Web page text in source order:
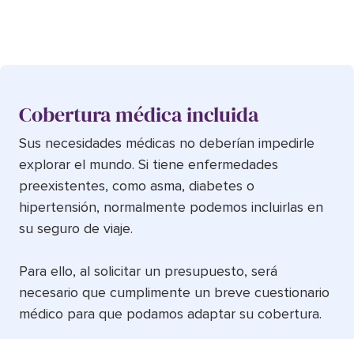
Cobertura médica incluida
Sus necesidades médicas no deberían impedirle
explorar el mundo. Si tiene enfermedades
preexistentes, como asma, diabetes o
hipertensión, normalmente podemos incluirlas en
su seguro de viaje.
Para ello, al solicitar un presupuesto, será
necesario que cumplimente un breve cuestionario
médico para que podamos adaptar su cobertura.